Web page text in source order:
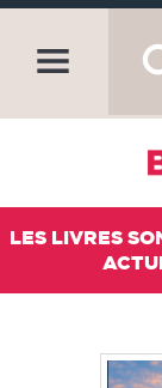
LES LIVRES